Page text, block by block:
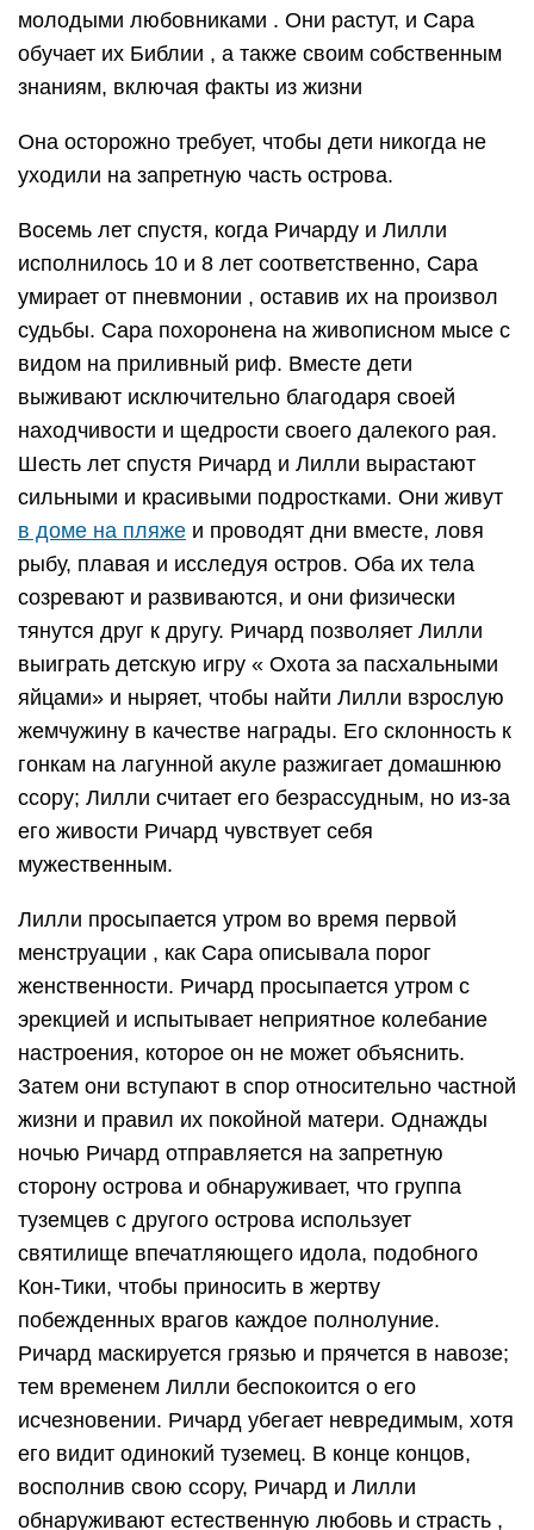
молодыми любовниками . Они растут, и Сара
обучает их Библии , а также своим собственным
знаниям, включая факты из жизни
Она осторожно требует, чтобы дети никогда не
уходили на запретную часть острова.
Восемь лет спустя, когда Ричарду и Лилли
исполнилось 10 и 8 лет соответственно, Сара
умирает от пневмонии , оставив их на произвол
судьбы. Сара похоронена на живописном мысе с
видом на приливный риф. Вместе дети
выживают исключительно благодаря своей
находчивости и щедрости своего далекого рая.
Шесть лет спустя Ричард и Лилли вырастают
сильными и красивыми подростками. Они живут
в доме на пляже и проводят дни вместе, ловя
рыбу, плавая и исследуя остров. Оба их тела
созревают и развиваются, и они физически
тянутся друг к другу. Ричард позволяет Лилли
выиграть детскую игру « Охота за пасхальными
яйцами» и ныряет, чтобы найти Лилли взрослую
жемчужину в качестве награды. Его склонность к
гонкам на лагунной акуле разжигает домашнюю
ссору; Лилли считает его безрассудным, но из-за
его живости Ричард чувствует себя
мужественным.
Лилли просыпается утром во время первой
менструации , как Сара описывала порог
женственности. Ричард просыпается утром с
эрекцией и испытывает неприятное колебание
настроения, которое он не может объяснить.
Затем они вступают в спор относительно частной
жизни и правил их покойной матери. Однажды
ночью Ричард отправляется на запретную
сторону острова и обнаруживает, что группа
туземцев с другого острова использует
святилище впечатляющего идола, подобного
Кон-Тики, чтобы приносить в жертву
побежденных врагов каждое полнолуние.
Ричард маскируется грязью и прячется в навозе;
тем временем Лилли беспокоится о его
исчезновении. Ричард убегает невредимым, хотя
его видит одинокий туземец. В конце концов,
восполнив свою ссору, Ричард и Лилли
обнаруживают естественную любовь и страсть ,